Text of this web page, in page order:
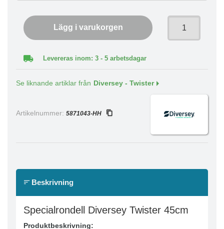
Lägg i varukorgen
Levereras inom: 3 - 5 arbetsdagar
Se liknande artiklar från Diversey - Twister
Artikelnummer: 5871043-HH
Beskrivning
Specialrondell Diversey Twister 45cm
Produktbeskrivning: